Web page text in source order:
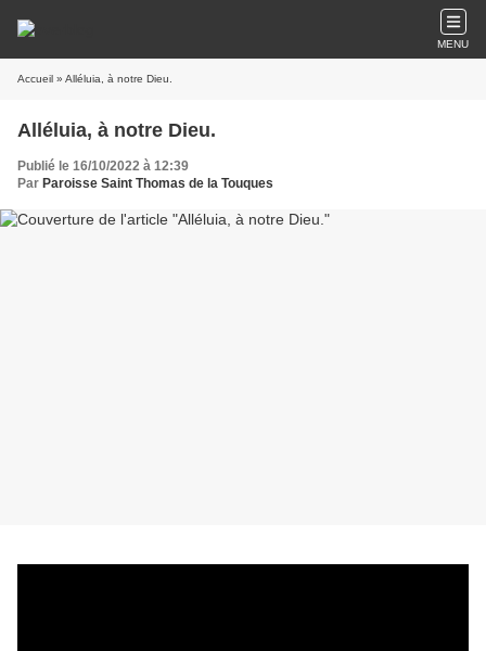
MENU
Accueil » Alléluia, à notre Dieu.
Alléluia, à notre Dieu.
Publié le 16/10/2022 à 12:39
Par Paroisse Saint Thomas de la Touques